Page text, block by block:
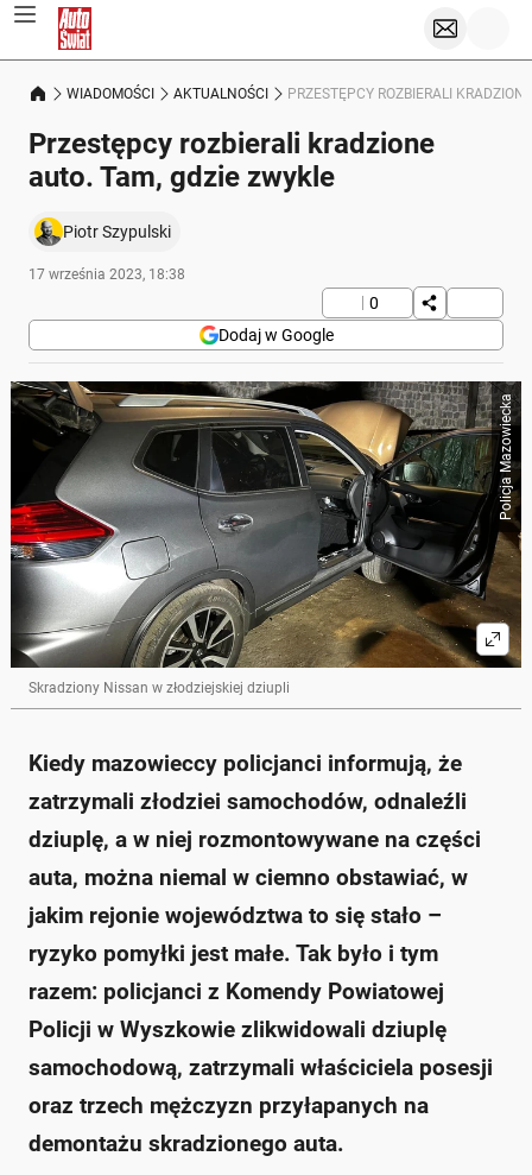
WIADOMOŚCI AKTUALNOŚCI PRZESTĘPCY ROZBIERALI
Przestępcy rozbierali kradzione
auto. Tam, gdzie zwykle
Piotr Szypulski
17 września 2023, 18:38
0
Dodaj w Google
Policja Mazowiecka
Skradziony Nissan w złodziejskiej dziupli
Kiedy mazowieccy policjanci informują, że
zatrzymali złodziei samochodów, odnaleźli
dziuplę, a w niej rozmontowywane na części
auta, można niemal w ciemno obstawiać, w
jakim rejonie województwa to się stało –
ryzyko pomyłki jest małe. Tak było i tym
razem: policjanci z Komendy Powiatowej
Policji w Wyszkowie zlikwidowali dziuplę
samochodową, zatrzymali właściciela posesji
oraz trzech mężczyzn przyłapanych na
demontażu skradzionego auta.